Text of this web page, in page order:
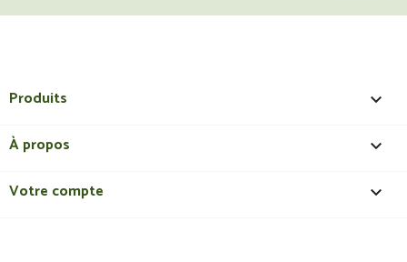
Produits 
À propos 
Votre compte 